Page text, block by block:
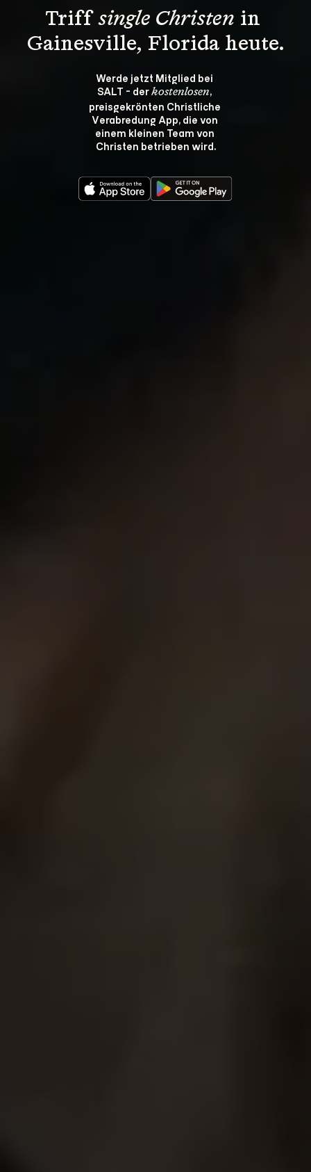
Triff single Christen in
Gainesville, Florida heute.
Werde jetzt Mitglied bei
SALT - der kostenlosen,
preisgekrönten Christliche
Verabredung App, die von
einem kleinen Team von
Christen betrieben wird.